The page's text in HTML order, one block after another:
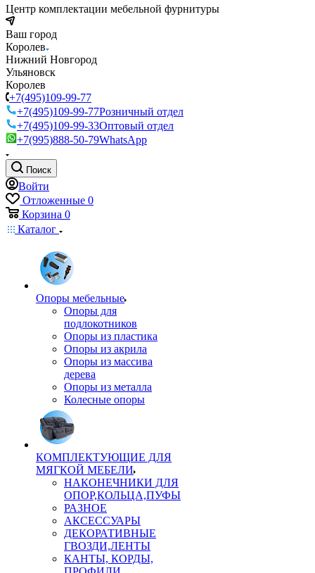
Центр комплектации мебельной фурнитуры
Ваш город
Королев
Нижний Новгород
Ульяновск
Королев
+7(495)109-99-77
+7(495)109-99-77Розничный отдел
+7(495)109-99-33Оптовый отдел
+7(995)888-50-79WhatsApp
Поиск
Войти
Отложенные 0
Корзина 0
Каталог
Опоры мебельные
Опоры для
подлокотников
Опоры из пластика
Опоры из акрила
Опоры из массива
дерева
Опоры из металла
Колесные опоры
КОМПЛЕКТУЮЩИЕ ДЛЯ
МЯГКОЙ МЕБЕЛИ
НАКОНЕЧНИКИ ДЛЯ
ОПОР,КОЛЬЦА,ПУФЫ
РАЗНОЕ
АКСЕССУАРЫ
ДЕКОРАТИВНЫЕ
ГВОЗДИ,ЛЕНТЫ
КАНТЫ, КОРДЫ,